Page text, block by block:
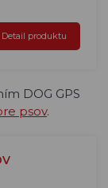
Detail produktu
DOG GPS
psov.